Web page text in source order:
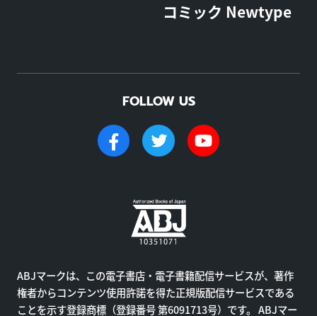
コミック Newtype
FOLLOW US
ABJマークは、この電子書店・電子書籍配信サービスが、著作
権者からコンテンツ使用許諾を得た正規版配信サービスである
ことを示す登録商標（登録番号 第6091713号）です。 ABJマー